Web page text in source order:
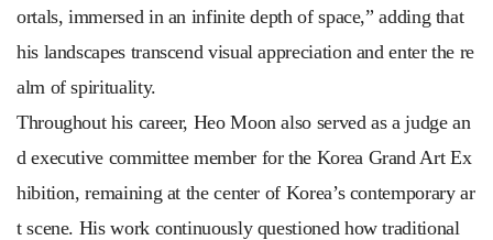
ortals, immersed in an infinite depth of space,” adding that
his landscapes transcend visual appreciation and enter the re
alm of spirituality.
Throughout his career, Heo Moon also served as a judge an
d executive committee member for the Korea Grand Art Ex
hibition, remaining at the center of Korea’s contemporary ar
t scene. His work continuously questioned how traditional